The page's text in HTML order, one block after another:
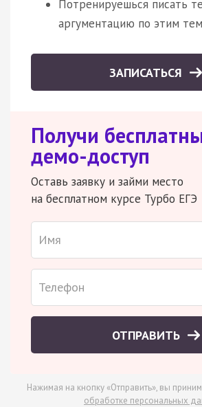
Потренируешься писать
аргументацию по этим
ЗАПИСАТЬСЯ
Получи
демо-доступ
Оставь заявку и займи место
на бесплатном курсе Турбо ЕГЭ
ОТПРАВИТЬ
Нажимая на кнопку «Отправить», вы
обработке персональных